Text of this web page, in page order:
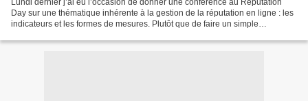
Day sur une thématique inhérente à la gestion de la réputation en ligne : les
indicateurs et les formes de mesures. Plutôt que de faire un simple